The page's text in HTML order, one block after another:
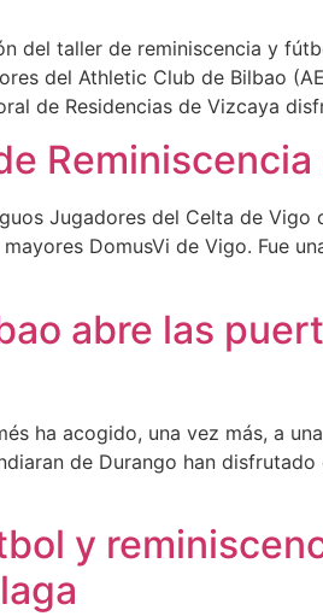
del taller de reminiscencia y
del Athletic Club de Bilbao
de Residencias de Vizcaya
Jugadores del Celta de
DomusVi de Vigo. Fue
abre las
ha acogido, una vez más, a
de Durango han
y